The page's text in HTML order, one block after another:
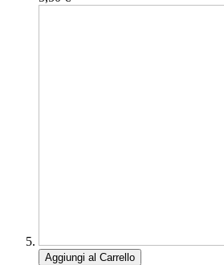
Aggiungi al Carrello